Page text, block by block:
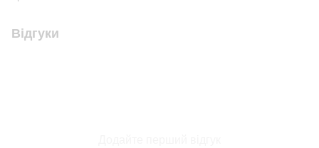
Відгуки